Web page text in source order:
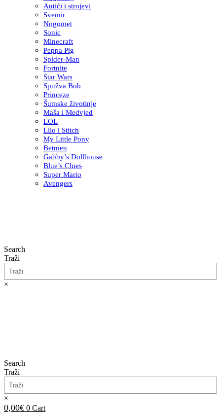
Autići i strojevi
Svemir
Nogomet
Sonic
Minecraft
Peppa Pig
Spider-Man
Fortnite
Star Wars
Spužva Bob
Princeze
Šumske životinje
Maša i Medvjed
LOL
Lilo i Stitch
My Little Pony
Betmen
Gabby’s Dollhouse
Blue’s Clues
Super Mario
Avengers
Search
Traži
×
Search
Traži
×
0,00€ 0 Cart